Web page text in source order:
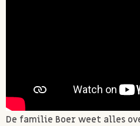
✔ Versier taarten, cupcakes
knapperige stukjes.
De familie Boer weet alles